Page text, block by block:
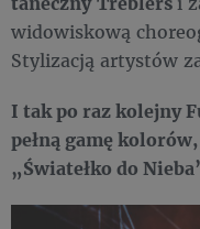
widowiskową
Stylizacją artystów
I tak po raz kolejny
pełną gamę
„Światełko do